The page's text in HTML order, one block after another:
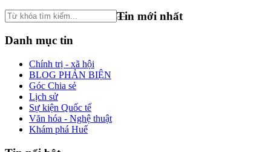
Tin mới nhất
Danh mục tin
Chính trị - xã hội
BLOG PHẢN BIỆN
Góc Chia sẻ
Lịch sử
Sự kiện Quốc tế
Văn hóa - Nghệ thuật
Khám phá Huế